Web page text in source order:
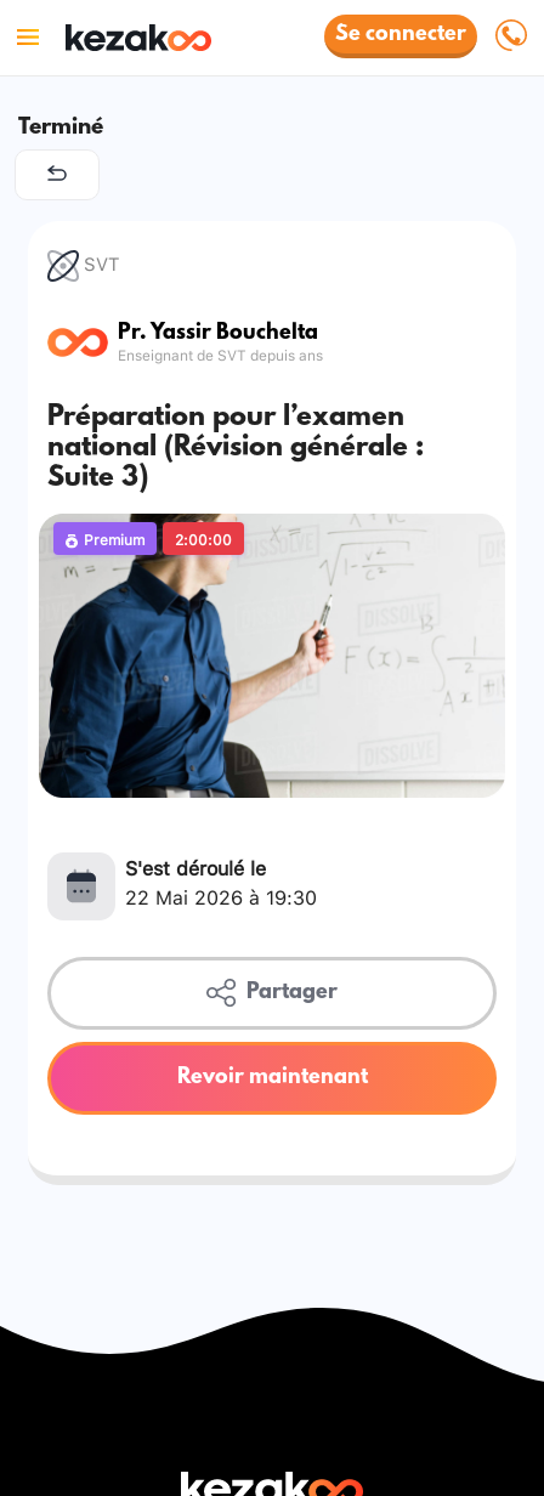
Se connecter
Terminé
SVT
Pr. Yassir Bouchelta
Enseignant de SVT depuis ans
Préparation pour l’examen
national (Révision générale :
Suite 3)
Premium 2:00:00
S'est déroulé le
22 Mai 2026 à 19:30
Partager
Revoir maintenant